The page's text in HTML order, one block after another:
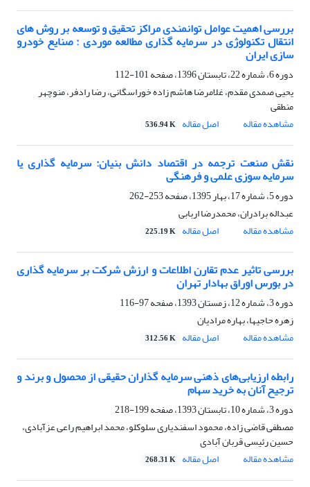
بررسی اهمیت عوامل توانمندی مراکز تحقیق و توسعه بر روش های
انتقال تکنولوژی در سرمایه گذاری مطالعه موردی : صنایع خودرو
سازی ایران
دوره 6، شماره 22، تابستان 1396، صفحه
101-112
یحیی صمدی مقدم، غلامرضا هاشم زاده خوراسگانی، رضا رادفر، منوچهر
منطقی
مشاهده مقاله
اصل مقاله 536.94 K
نقش صنعت ترجمه در اقتصاد دانش بنیان: سرمایه گذاری یا
سرمایه سوزی علمی و فرهنگی
دوره 5، شماره 17، بهار 1395، صفحه
253-262
عبداله برادران، محمدرضا اربابی
مشاهده مقاله
اصل مقاله 225.19 K
بررسی تاثیر عدم تقارن اطلاعات و ارزش شرکت بر سرمایه گذاری
در بورس اوراق بهادار تهران
دوره 3، شماره 12، زمستان 1393، صفحه
97-116
زهره حاجیها، بهاره مرادیان
مشاهده مقاله
اصل مقاله 312.56 K
رابطه ارزیابی‌های ذهنی سرمایه گذاران حقیقی از محصول و برند و
ترجیح آنان به خرید سهام
دوره 3، شماره 10، تابستان 1393، صفحه
199-218
مصطفی قاضی زاده، محمود اسفندیاری سلوکلو، محمد ابراهیم راعی عزآبادی،
حسین رئیسی قربان آبادی
مشاهده مقاله
اصل مقاله 268.31 K